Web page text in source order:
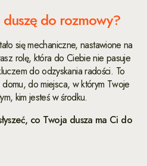
do rozmowy?
się mechaniczne, nastawione na
rolę, która do Ciebie nie pasuje
do odzyskania radości. To
do miejsca, w którym Twoje
kim jesteś w środku.
co Twoja dusza ma Ci do